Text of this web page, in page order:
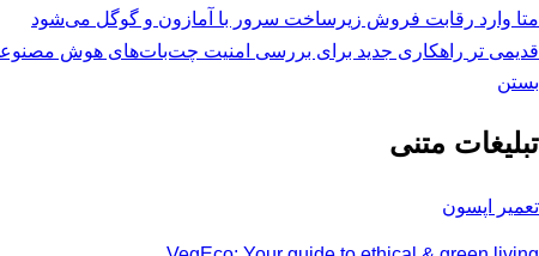
متا وارد رقابت فروش زیرساخت سرور با آمازون و گوگل می‌شود
قدیمی تر راهکاری جدید برای بررسی امنیت چت‌بات‌های هوش
بستن
تبلیغات متنی
تعمیر اپسون